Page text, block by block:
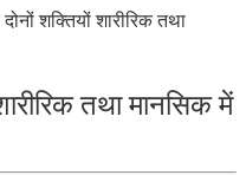
शक्तियों शारीरिक तथा
तथा मानसिक में